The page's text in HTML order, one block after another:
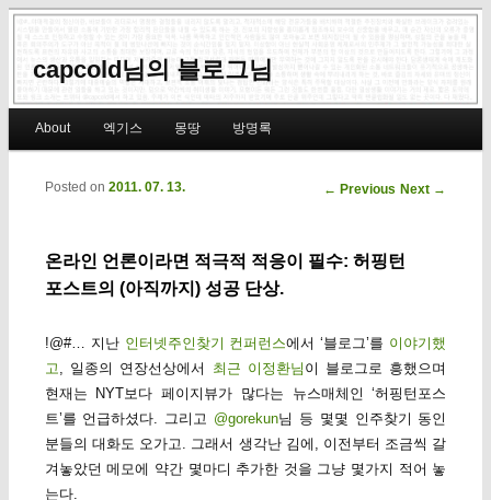
capcold님의 블로그님
Skip to primary content
Skip to secondary content
About 엑기스 몽땅 방명록
Post navigation
← Previous Next →
온라인 언론이라면 적극적 적응이 필수: 허핑턴
포스트의 (아직까지) 성공 단상.
Posted on 2011. 07. 13.
!@#… 지난 인터넷주인찾기 컨퍼런스에서 ‘블로그’를 이야기했
고
, 일종의 연장선상에서 최근 이정환님 이 블로그로 흥했으며
현재는 NYT보다 페이지뷰가 많다는 뉴스매체인 ‘허핑턴포스
트’를 언급하셨다. 그리고 @gorekun님 등 몇몇 인주찾기 동인
분들의 대화도 오가고. 그래서 생각난 김에, 이전부터 조금씩 갈
겨놓았던 메모에 약간 몇마디 추가한 것을 그냥 몇가지 적어 놓
는다.